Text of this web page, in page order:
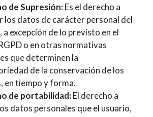
de Supresión:Es el derecho a
los datos de carácter personal del
a excepción de lo previsto en el
o en otras normativas
que determinen la
de la conservación de los
en tiempo y forma.
de portabilidad:El derecho a
datos personales que el usuario,